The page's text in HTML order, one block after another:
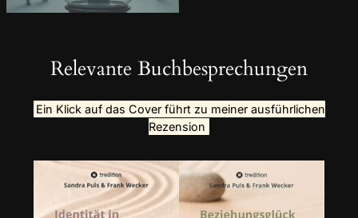
Relevante Buchbesprechungen
Ein Klick auf das Cover führt zu meiner ausführlichen
Rezension